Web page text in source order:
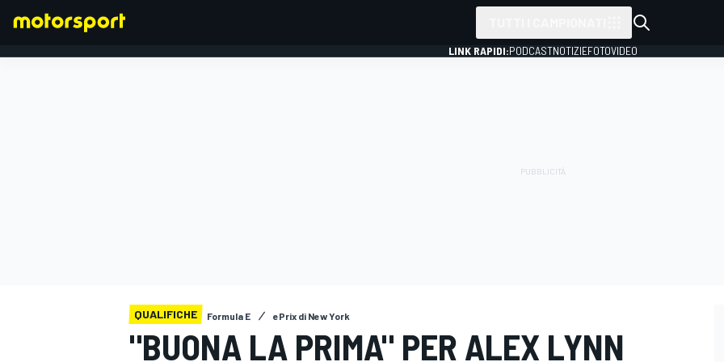
LINK RAPIDI:PODCASTNOTIZIEFOTOVIDEO
QUALIFICHE Formula E ePrix di New York
"BUONA LA PRIMA" PER ALEX LYNN